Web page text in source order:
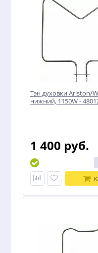
Тэн духовки Ariston/
нижний, 1150W -
1 400 руб.